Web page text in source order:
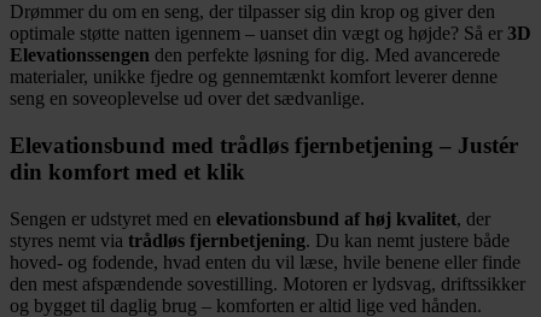
Drømmer du om en seng, der tilpasser sig din krop og giver den
optimale støtte natten igennem – uanset din vægt og højde? Så er 3D
Elevationssengen den perfekte løsning for dig. Med avancerede
materialer, unikke fjedre og gennemtænkt komfort leverer denne
seng en soveoplevelse ud over det sædvanlige.
Elevationsbund med trådløs fjernbetjening – Justér
din komfort med et klik
Sengen er udstyret med en elevationsbund af høj kvalitet, der
styres nemt via trådløs fjernbetjening. Du kan nemt justere både
hoved- og fodende, hvad enten du vil læse, hvile benene eller finde
den mest afspændende sovestilling. Motoren er lydsvag, driftssikker
og bygget til daglig brug – komforten er altid lige ved hånden.